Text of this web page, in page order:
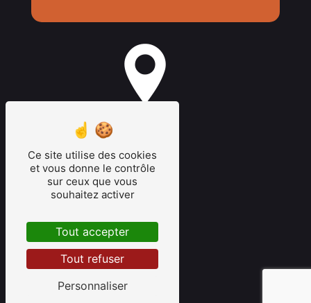
latresne
Ce site utilise des cookies
et vous donne le contrôle
sur ceux que vous
souhaitez activer
Tout accepter
Tout refuser
Personnaliser